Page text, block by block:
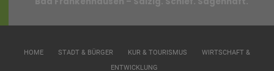
HOME STADT & BÜRGER KUR & TOURISMUS
WIRTSCHAFT &
ENTWICKLUNG